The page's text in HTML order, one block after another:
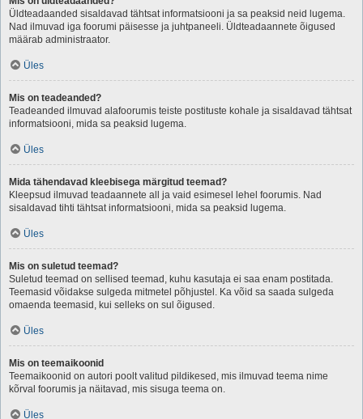
Üldteadaanded sisaldavad tähtsat informatsiooni ja sa peaksid neid lugema.
Nad ilmuvad iga foorumi päisesse ja juhtpaneeli. Üldteadaannete õigused
määrab administraator.
Üles
Mis on teadeanded?
Teadeanded ilmuvad alafoorumis teiste postituste kohale ja sisaldavad tähtsat
informatsiooni, mida sa peaksid lugema.
Üles
Mida tähendavad kleebisega märgitud teemad?
Kleepsud ilmuvad teadaannete all ja vaid esimesel lehel foorumis. Nad
sisaldavad tihti tähtsat informatsiooni, mida sa peaksid lugema.
Üles
Mis on suletud teemad?
Suletud teemad on sellised teemad, kuhu kasutaja ei saa enam postitada.
Teemasid võidakse sulgeda mitmetel põhjustel. Ka võid sa saada sulgeda
omaenda teemasid, kui selleks on sul õigused.
Üles
Mis on teemaikoonid
Teemaikoonid on autori poolt valitud pildikesed, mis ilmuvad teema nime
kõrval foorumis ja näitavad, mis sisuga teema on.
Üles